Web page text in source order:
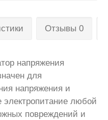
Отзывы 0
напряжения
для
напряжения и
электропитание любой
повреждений и